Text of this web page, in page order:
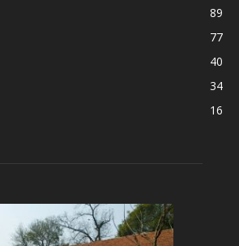
89
77
40
34
16